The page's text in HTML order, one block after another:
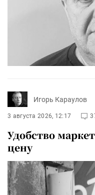
Игорь Караулов
3 августа 2026, 12:17
Удобство
цену